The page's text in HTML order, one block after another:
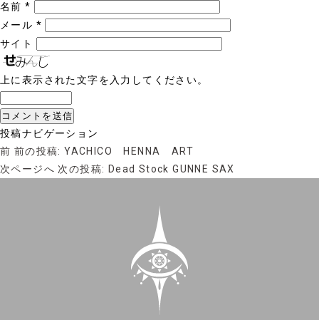
名前*
メール *
サイト
上に表示された文字を入力してください。
投稿ナビゲーション
前 前の投稿: YACHICO HENNA ART
次ページへ 次の投稿: Dead Stock GUNNE SAX